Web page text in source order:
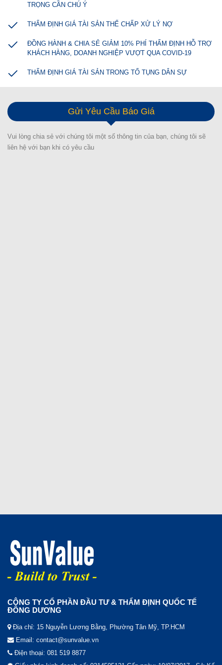
TRỌNG CẦN CHÚ Ý
THẨM ĐỊNH GIÁ TÀI SẢN THẾ CHẤP XỬ LÝ NỢ
ĐỒNG HÀNH & CHIA SẺ GIẢM 10% PHÍ THẨM ĐỊNH HỖ TRỢ
KHÁCH HÀNG, DOANH NGHIỆP VƯỢT QUA COVID-19
THẨM ĐỊNH GIÁ TÀI SẢN TRONG TỐ TỤNG DÂN SỰ
Gửi Yêu Cầu Báo Giá
Vui lòng chia sẻ với chúng tôi một số thông tin của bạn, chúng tôi sẽ
liên hệ với bạn khi có yêu cầu
CÔNG TY CỔ PHẦN ĐẦU TƯ & THẨM ĐỊNH QUỐC TẾ
ĐÔNG DƯƠNG
Địa chỉ: 15 Nguyễn Lương Bằng, Phường Tân Mỹ, TP.HCM
Email: contact@sunvalue.vn
Điện thoại: 081 519 8877